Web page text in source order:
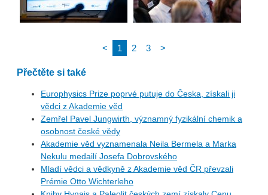
< 1 2 3 >
Přečtěte si také
Europhysics Prize poprvé putuje do Česka, získali ji
vědci z Akademie věd
Zemřel Pavel Jungwirth, významný fyzikální chemik a
osobnost české vědy
Akademie věd vyznamenala Neila Bermela a Marka
Nekulu medailí Josefa Dobrovského
Mladí vědci a vědkyně z Akademie věd ČR převzali
Prémie Otto Wichterleho